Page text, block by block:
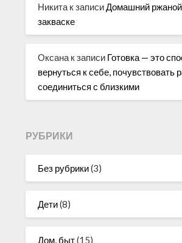
Никита к записиДомашний
закваске
Оксана к записи Готовка — это
вернуться к себе, почувствовать
соединиться с близкими
РУБРИКИ
Без рубрики(3)
Дети(8)
Дом, быт(15)